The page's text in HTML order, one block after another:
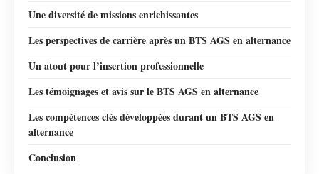
Une diversité de missions enrichissantes
Les perspectives de carrière après un BTS AGS en alternance
Un atout pour l’insertion professionnelle
Les témoignages et avis sur le BTS AGS en alternance
Les compétences clés développées durant un BTS AGS en
alternance
Conclusion